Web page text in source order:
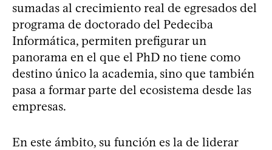
sumadas al crecimiento real de egresados del
programa de doctorado del Pedeciba
Informática, permiten prefigurar un
panorama en el que el PhD no tiene como
destino único la academia, sino que también
pasa a formar parte del ecosistema desde las
empresas.
En este ámbito, su función es la de liderar